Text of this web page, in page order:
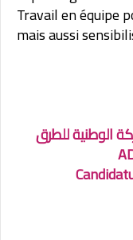
Travail en équipe
mais aussi
الوطنية للطرق